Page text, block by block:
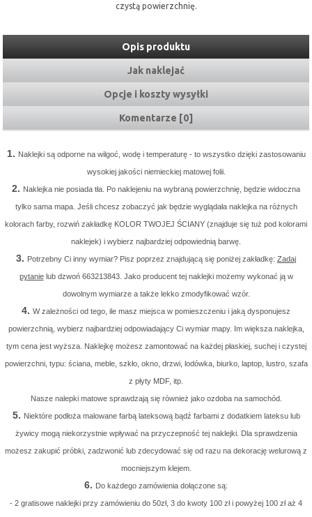
czystą powierzchnię.
Opis produktu
Jak naklejać
Opcje i koszty wysyłki
Komentarze [0]
1. Naklejki są odporne na wilgoć, wodę i temperaturę - to wszystko dzięki zastosowaniu
wysokiej jakości niemieckiej matowej folii.
2. Naklejka nie posiada tła. Po naklejeniu na wybraną powierzchnię, będzie widoczna
tylko sama mapa. Jeśli chcesz zobaczyć jak będzie wyglądała naklejka na różnych
kolorach farby, rozwiń zakładkę KOLOR TWOJEJ ŚCIANY (znajduje się tuż pod kolorami
naklejek) i wybierz najbardziej odpowiednią barwę.
3. Potrzebny Ci inny wymiar? Pisz poprzez znajdującą się poniżej zakładkę: Zadaj
pytanielub dzwoń 663213843. Jako producent tej naklejki możemy wykonać ją w
dowolnym wymiarze a także lekko zmodyfikować wzór.
4. W zależności od tego, ile masz miejsca w pomieszczeniu i jaką dysponujesz
powierzchnią, wybierz najbardziej odpowiadający Ci wymiar mapy. Im większa naklejka,
tym cena jest wyższa. Naklejkę możesz zamontować na każdej płaskiej, suchej i czystej
powierzchni, typu: ściana, meble, szkło, okno, drzwi, lodówka, biurko, laptop, lustro, szafa
z płyty MDF, itp.
Nasze nalepki matowe sprawdzają się również jako ozdoba na samochód.
5. Niektóre podłoża malowane farbą lateksową bądź farbami z dodatkiem lateksu lub
żywicy mogą niekorzystnie wpływać na przyczepność tej naklejki. Dla sprawdzenia
możesz zakupić próbki, zadzwonić lub zdecydować się od razu na dekorację welurową z
mocniejszym klejem.
6. Do każdego zamówienia dołączone są:
- 2 gratisowe naklejki przy zamówieniu do 50zł, 3 do kwoty 100 zł i powyżej 100 zł aż 4